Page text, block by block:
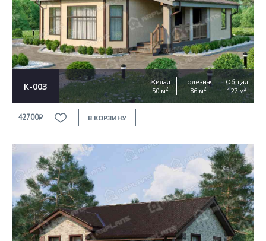
К-003
Жилая
50 м2
Полезная
86 м2
Общая
127 м2
42700₽ В КОРЗИНУ